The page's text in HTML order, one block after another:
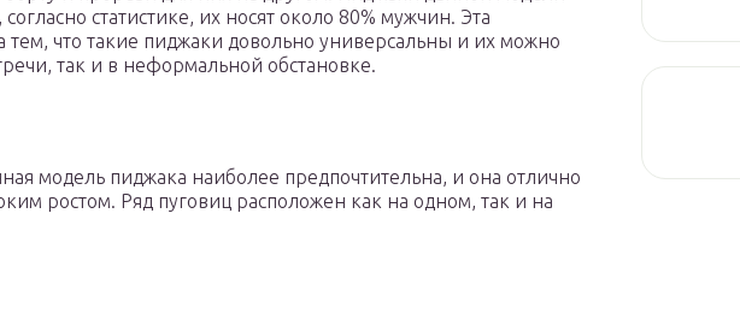
статистике, их носят около 80% мужчин. Эта
тем, что такие пиджаки довольно универсальны и их можно
так и в неформальной обстановке.
модель пиджака наиболее предпочтительна, и она отлично
ростом. Ряд пуговиц расположен как на одном, так и на